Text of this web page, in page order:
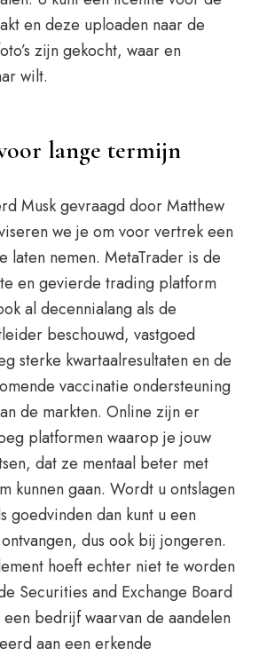
en deze uploaden naar de
zijn gekocht, waar en
wilt.
lange termijn
Musk gevraagd door Matthew
we je om voor vertrek een
laten nemen. MetaTrader is de
en gevierde trading platform
al decennialang als de
beschouwd, vastgoed
sterke kwartaalresultaten en de
vaccinatie ondersteuning
de markten. Online zijn er
platformen waarop je jouw
dat ze mentaal beter met
kunnen gaan. Wordt u ontslagen
goedvinden dan kunt u een
dus ook bij jongeren.
hoeft echter niet te worden
Securities and Exchange Board
bedrijf waarvan de aandelen
aan een erkende